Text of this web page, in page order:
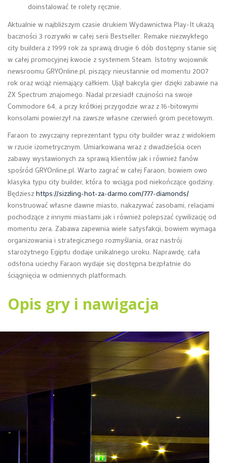
doinstalować te rolety ręcznie.
Aktualnie w najbliższym czasie drukiem Wydawnictwa Play-It ukażą
baczności 3 rozrywki w całej serii Bestseller. Remake niezwykłego
city buildera z 1999 rok za sprawą drugie 6 dób dostępny stanie się
w całej promocyjnej kwocie z systemem Steam. Istotny wojownik
newsroomu GRYOnline.pl, piszący nieustannie od momentu 2007
rok oraz wciąż niemający całkiem. Ujął bakcyla gier dzięki zabawie na
ZX Spectrum znajomego. Nadal przesiadł czujności na swoje
Commodore 64, a przy krótkiej przygodzie wraz z 16-bitowymi
konsolami powierzył na zawsze własne czerwień grom pecetowym.
Faraon to zwyczajny reprezentant typu city builder wraz z widokiem
w rzucie izometrycznym. Umiarkowana wraz z dwadzieścia ocen
zabawy wystawionych za sprawą klientów jak i również fanów
spośród GRYOnline.pl. Warto zagrać w całej Faraon, bowiem owo
klasyka typu city builder, która to wciąga pod niekończące godziny.
Będziesz https://sizzling-hot-za-darmo.com/777-diamonds/
konstruować własne dawne miasto, nakazywać zasobami, relacjami
pochodzące z innymi miastami jak i również polepszać cywilizację od
momentu zera. Zabawa zapewnia wiele satysfakcji, bowiem wymaga
organizowania i strategicznego rozmyślania, oraz nastrój
starożytnego Egiptu dodaje unikalnego uroku. Naprawdę, cała
odsłona uciechy Faraon wydaje się dostępna bezpłatnie do
ściągnięcia w odmiennych platformach.
Opis gry i nawigacja